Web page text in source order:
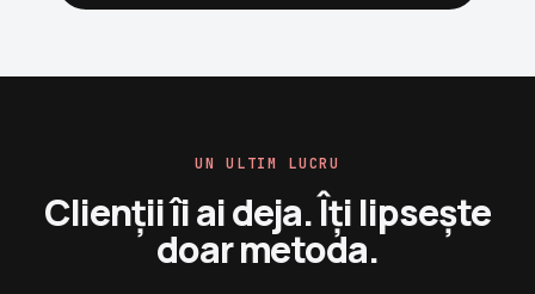
UN ULTIM LUCRU
Clienții îi ai deja. Îți lipsește
doar metoda.